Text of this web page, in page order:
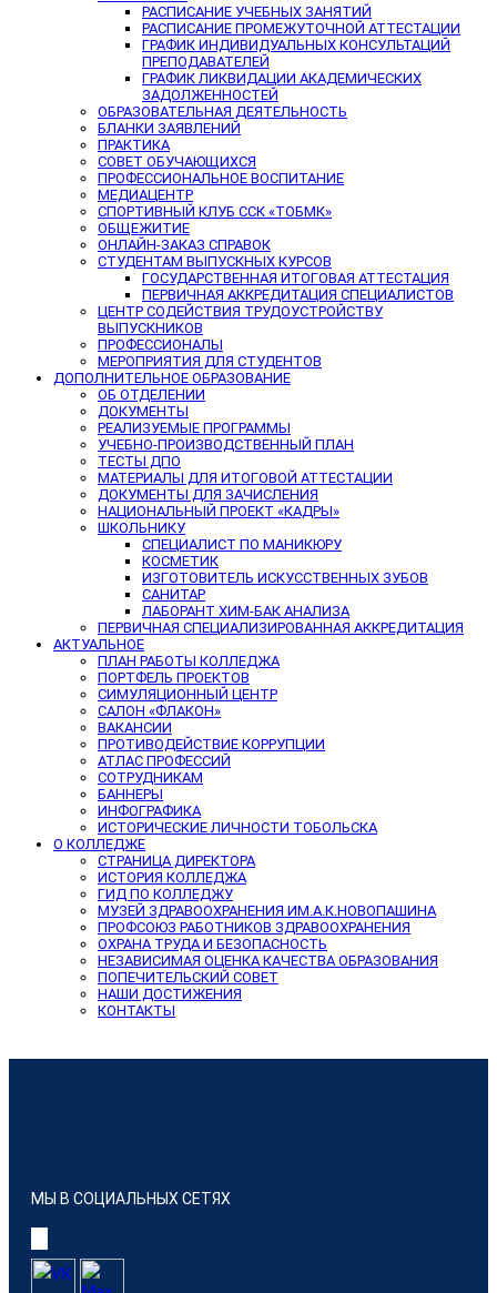
РАСПИСАНИЕ УЧЕБНЫХ ЗАНЯТИЙ
РАСПИСАНИЕ ПРОМЕЖУТОЧНОЙ АТТЕСТАЦИИ
ГРАФИК ИНДИВИДУАЛЬНЫХ КОНСУЛЬТАЦИЙ
ПРЕПОДАВАТЕЛЕЙ
ГРАФИК ЛИКВИДАЦИИ АКАДЕМИЧЕСКИХ
ЗАДОЛЖЕННОСТЕЙ
ОБРАЗОВАТЕЛЬНАЯ ДЕЯТЕЛЬНОСТЬ
БЛАНКИ ЗАЯВЛЕНИЙ
ПРАКТИКА
СОВЕТ ОБУЧАЮЩИХСЯ
ПРОФЕССИОНАЛЬНОЕ ВОСПИТАНИЕ
МЕДИАЦЕНТР
СПОРТИВНЫЙ КЛУБ ССК «ТОБМК»
ОБЩЕЖИТИЕ
ОНЛАЙН-ЗАКАЗ СПРАВОК
СТУДЕНТАМ ВЫПУСКНЫХ КУРСОВ
ГОСУДАРСТВЕННАЯ ИТОГОВАЯ АТТЕСТАЦИЯ
ПЕРВИЧНАЯ АККРЕДИТАЦИЯ СПЕЦИАЛИСТОВ
ЦЕНТР СОДЕЙСТВИЯ ТРУДОУСТРОЙСТВУ
ВЫПУСКНИКОВ
ПРОФЕССИОНАЛЫ
МЕРОПРИЯТИЯ ДЛЯ СТУДЕНТОВ
ДОПОЛНИТЕЛЬНОЕ ОБРАЗОВАНИЕ
ОБ ОТДЕЛЕНИИ
ДОКУМЕНТЫ
РЕАЛИЗУЕМЫЕ ПРОГРАММЫ
УЧЕБНО-ПРОИЗВОДСТВЕННЫЙ ПЛАН
ТЕСТЫ ДПО
МАТЕРИАЛЫ ДЛЯ ИТОГОВОЙ АТТЕСТАЦИИ
ДОКУМЕНТЫ ДЛЯ ЗАЧИСЛЕНИЯ
НАЦИОНАЛЬНЫЙ ПРОЕКТ «КАДРЫ»
ШКОЛЬНИКУ
СПЕЦИАЛИСТ ПО МАНИКЮРУ
КОСМЕТИК
ИЗГОТОВИТЕЛЬ ИСКУССТВЕННЫХ ЗУБОВ
САНИТАР
ЛАБОРАНТ ХИМ-БАК АНАЛИЗА
ПЕРВИЧНАЯ СПЕЦИАЛИЗИРОВАННАЯ АККРЕДИТАЦИЯ
АКТУАЛЬНОЕ
ПЛАН РАБОТЫ КОЛЛЕДЖА
ПОРТФЕЛЬ ПРОЕКТОВ
СИМУЛЯЦИОННЫЙ ЦЕНТР
САЛОН «ФЛАКОН»
ВАКАНСИИ
ПРОТИВОДЕЙСТВИЕ КОРРУПЦИИ
АТЛАС ПРОФЕССИЙ
СОТРУДНИКАМ
БАННЕРЫ
ИНФОГРАФИКА
ИСТОРИЧЕСКИЕ ЛИЧНОСТИ ТОБОЛЬСКА
О КОЛЛЕДЖЕ
СТРАНИЦА ДИРЕКТОРА
ИСТОРИЯ КОЛЛЕДЖА
ГИД ПО КОЛЛЕДЖУ
МУЗЕЙ ЗДРАВООХРАНЕНИЯ ИМ.А.К.НОВОПАШИНА
ПРОФСОЮЗ РАБОТНИКОВ ЗДРАВООХРАНЕНИЯ
ОХРАНА ТРУДА И БЕЗОПАСНОСТЬ
НЕЗАВИСИМАЯ ОЦЕНКА КАЧЕСТВА ОБРАЗОВАНИЯ
ПОПЕЧИТЕЛЬСКИЙ СОВЕТ
НАШИ ДОСТИЖЕНИЯ
КОНТАКТЫ
МЫ В СОЦИАЛЬНЫХ СЕТЯХ